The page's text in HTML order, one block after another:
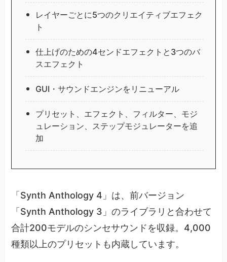
レイヤーごとに5つのクリエイティブエフェク
ト
仕上げのための4センドエフェクトと3つのバ
スエフェクト
GUI・サウンドエンジンをリニューアル
プリセット、エフェクト、フィルター、モジ
ュレーション、ステップモジュレーターを追
加
「Synth Anthology 4」は、前バージョン
「Synth Anthology 3」のライブラリと合わせて
合計200モデルのシンセサウンドを収録。4,000
種類以上のプリセットも内蔵しています。